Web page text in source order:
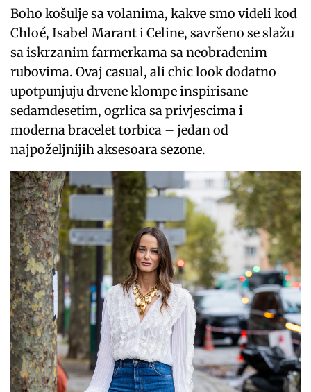
Boho košulje sa volanima, kakve smo videli kod
Chloé, Isabel Marant i Celine, savršeno se slažu
sa iskrzanim farmerkama sa neobrađenim
rubovima. Ovaj casual, ali chic look dodatno
upotpunjuju drvene klompe inspirisane
sedamdesetim, ogrlica sa privjescima i
moderna bracelet torbica – jedan od
najpoželjnijih aksesoara sezone.